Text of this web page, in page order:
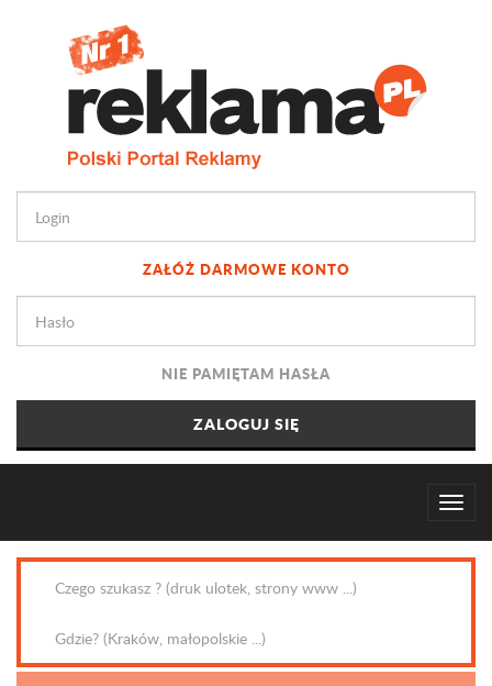
ZAŁÓŻ DARMOWE KONTO
NIE PAMIĘTAM HASŁA